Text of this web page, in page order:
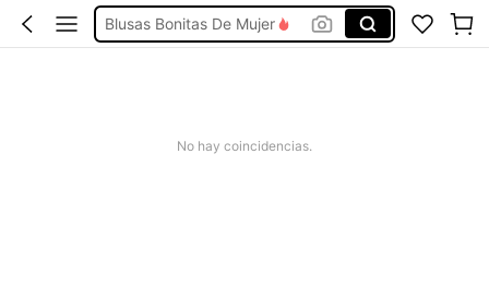
Blusas Bonitas De Mujer
No hay coincidencias.